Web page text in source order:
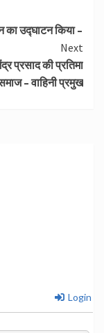
का उद्घाटन किया –
Next
प्रसाद की प्रतिमा
– वाहिनी प्रमुख
Login